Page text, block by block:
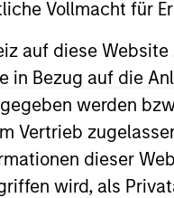
Vollmacht für
auf diese Website
in Bezug auf die
werden
Vertrieb
dieser
wird, als
shown here, you
of any hyperlink
contained in any
Stanley